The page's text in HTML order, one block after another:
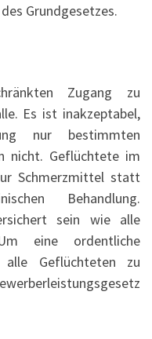
Grundgesetzes.
Zugang zu
Es ist inakzeptabel,
nur bestimmten
nicht. Geflüchtete im
Schmerzmittel statt
Behandlung.
sein wie alle
eine ordentliche
alle Geflüchteten zu